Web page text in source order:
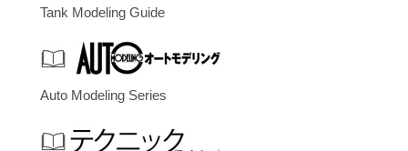
Tank Modeling Guide
Auto Modeling Series